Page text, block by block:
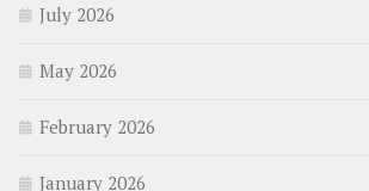
July 2026
May 2026
February 2026
January 2026